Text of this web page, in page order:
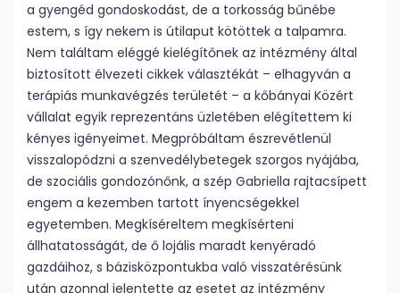
a gyengéd gondoskodást, de a torkosság bűnébe
estem, s így nekem is útilaput kötöttek a talpamra.
Nem találtam eléggé kielégítőnek az intézmény által
biztosított élvezeti cikkek választékát – elhagyván a
terápiás munkavégzés területét – a kőbányai Közért
vállalat egyik reprezentáns üzletében elégítettem ki
kényes igényeimet. Megpróbáltam észrevétlenül
visszalopódzni a szenvedélybetegek szorgos nyájába,
de szociális gondozónőnk, a szép Gabriella rajtacsípett
engem a kezemben tartott ínyencségekkel
egyetemben. Megkíséreltem megkísérteni
állhatatosságát, de ő lojális maradt kenyéradó
gazdáihoz, s bázisközpontukba való visszatérésünk
után azonnal jelentette az esetet az intézmény